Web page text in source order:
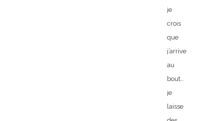
je
crois
que
j’arrive
au
bout…
je
laisse